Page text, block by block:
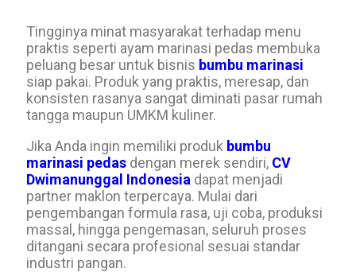
Tingginya minat masyarakat terhadap menu
praktis seperti ayam marinasi pedas membuka
peluang besar untuk bisnis bumbu marinasi
siap pakai. Produk yang praktis, meresap, dan
konsisten rasanya sangat diminati pasar rumah
tangga maupun UMKM kuliner.
Jika Anda ingin memiliki produk bumbu
marinasi pedas dengan merek sendiri, CV
Dwimanunggal Indonesia dapat menjadi
partner maklon terpercaya. Mulai dari
pengembangan formula rasa, uji coba, produksi
massal, hingga pengemasan, seluruh proses
ditangani secara profesional sesuai standar
industri pangan.